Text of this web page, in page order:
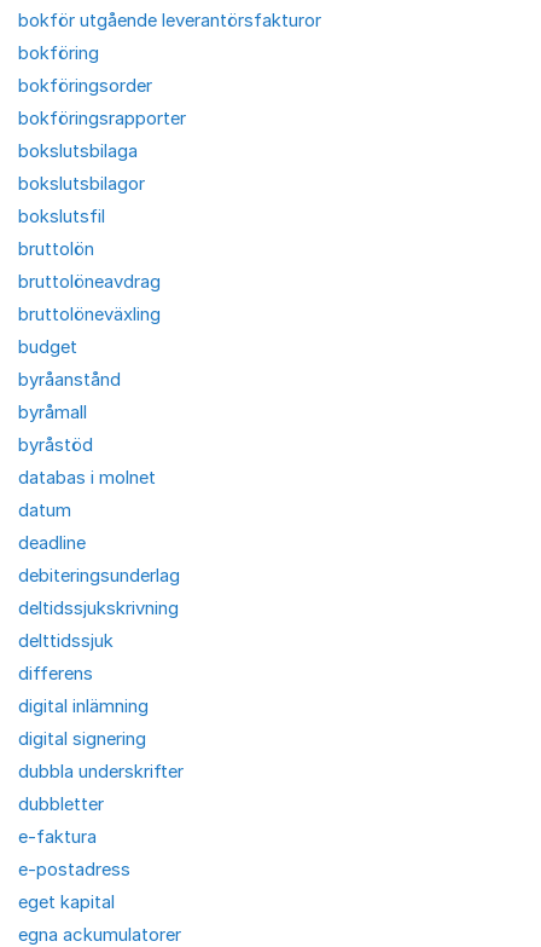
bokför utgående leverantörsfakturor
bokföring
bokföringsorder
bokföringsrapporter
bokslutsbilaga
bokslutsbilagor
bokslutsfil
bruttolön
bruttolöneavdrag
bruttolöneväxling
budget
byråanstånd
byråmall
byråstöd
databas i molnet
datum
deadline
debiteringsunderlag
deltidssjukskrivning
delttidssjuk
differens
digital inlämning
digital signering
dubbla underskrifter
dubbletter
e-faktura
e-postadress
eget kapital
egna ackumulatorer